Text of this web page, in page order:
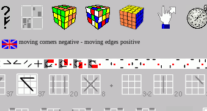
moving corners negative - moving edges positive